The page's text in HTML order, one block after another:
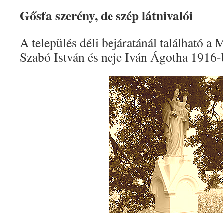
Gősfa szerény, de szép látnivalói
A település déli bejáratánál található a
Szabó István és neje Iván Ágotha